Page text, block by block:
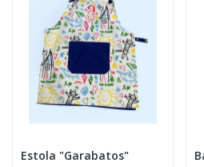
Estola "Garabatos"